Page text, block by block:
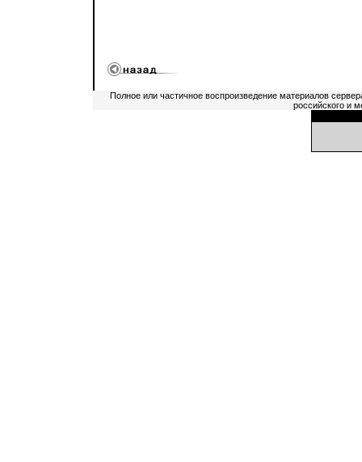
Полное или частичное воспроизведение материалов
российского и